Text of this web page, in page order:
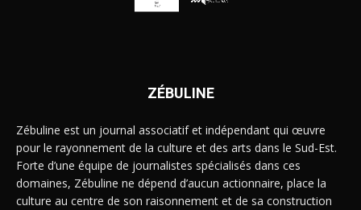
ZÉBULINE
Zébuline est un journal associatif et indépendant qui œuvre
pour le rayonnement de la culture et des arts dans le Sud-Est.
Forte d’une équipe de journalistes spécialisés dans ces
domaines, Zébuline ne dépend d’aucun actionnaire, place la
culture au centre de son raisonnement et de sa construction